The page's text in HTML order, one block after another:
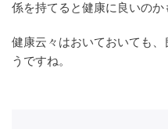
係を持てると健康に良いのか
健康云々はおいておいても
うですね。